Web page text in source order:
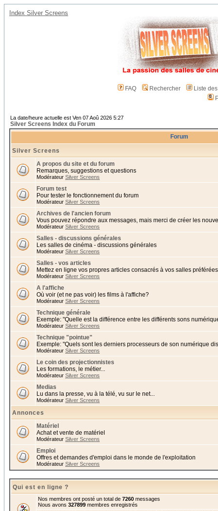
Index Silver Screens
FAQ Rechercher
Liste
La date/heure actuelle est Ven 07 Aoû 2026 5:27
Silver Screens Index du Forum
Forum
Silver Screens
A propos du site et du forum
Remarques, suggestions et questions
Modérateur Silver Screens
Forum test
Pour tester le fonctionnement du forum
Modérateur Silver Screens
Archives de l'ancien forum
Vous pouvez répondre aux messages, mais merci de créer les
Modérateur Silver Screens
Salles - discussions générales
Les salles de cinéma - discussions générales
Modérateur Silver Screens
Salles - vos articles
Mettez en ligne vos propres articles consacrés à vos salles
Modérateur Silver Screens
A l'affiche
Où voir (et ne pas voir) les films à l'affiche?
Modérateur Silver Screens
Technique générale
Exemple: "Quelle est la différence entre les différents sons
Modérateur Silver Screens
Technique "pointue"
Exemple: "Quels sont les derniers processeurs de son numérique
Modérateur Silver Screens
Le coin des projectionnistes
Les formations, le métier...
Modérateur Silver Screens
Medias
Lu dans la presse, vu à la télé, vu sur le net...
Modérateur Silver Screens
Annonces
Matériel
Achat et vente de matériel
Modérateur Silver Screens
Emploi
Offres et demandes d'emploi dans le monde de l'exploitation
Modérateur Silver Screens
Qui est en ligne ?
Nos membres ont posté un total de 7260 messages
Nous avons 327899 membres enregistrés